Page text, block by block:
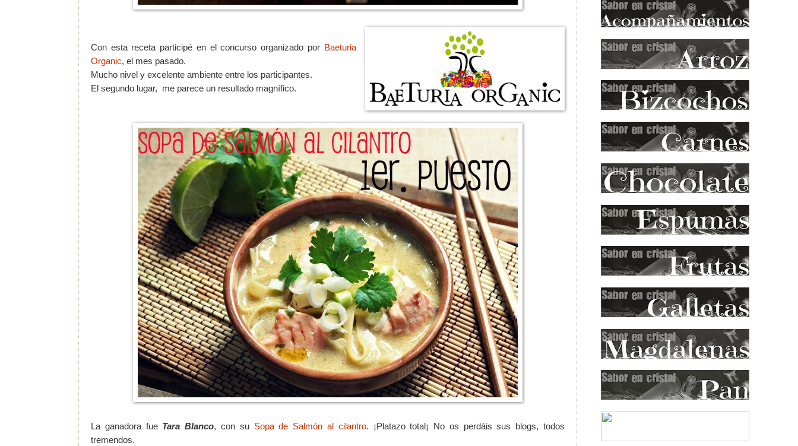
Con esta receta participé en el concurso organizado por Baeturia
Organic, el mes pasado.
Mucho nivel y excelente ambiente entre los participantes.
El segundo lugar, me parece un resultado magnífico.
La ganadora fue Tara Blanco, con su Sopa de Salmón al cilantro. ¡Platazo total¡ No os perdáis sus blogs, todos
tremendos.